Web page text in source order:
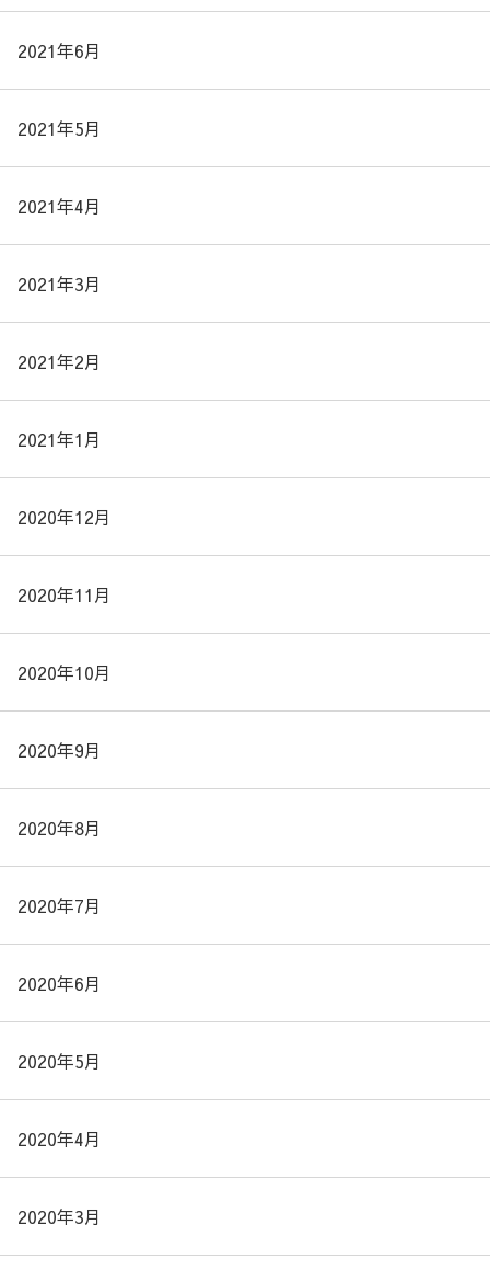
2021年6月
2021年5月
2021年4月
2021年3月
2021年2月
2021年1月
2020年12月
2020年11月
2020年10月
2020年9月
2020年8月
2020年7月
2020年6月
2020年5月
2020年4月
2020年3月